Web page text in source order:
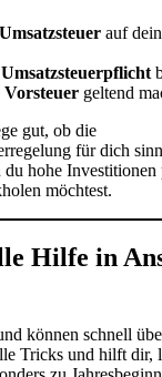
auf
Vorsteuer geltend
gut, ob die
für dich
du hohe Investitionen
möchtest.
Hilfe in
können schnell
Tricks und hilft dir,